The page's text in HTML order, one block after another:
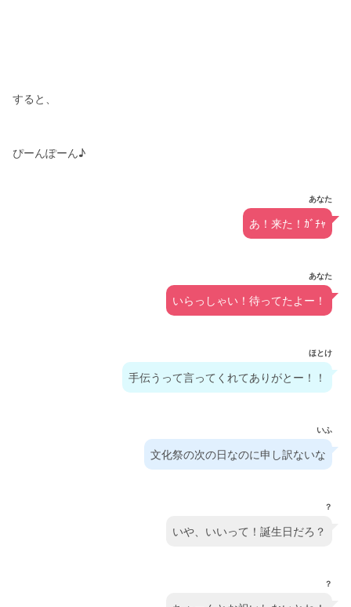
すると、
ぴーんぽーん♪
あなた
あ！来た！ｶﾞﾁｬ
あなた
いらっしゃい！待ってたよー！
ほとけ
手伝うって言ってくれてありがとー！！
いふ
文化祭の次の日なのに申し訳ないな
？
いや、いいって！誕生日だろ？
？